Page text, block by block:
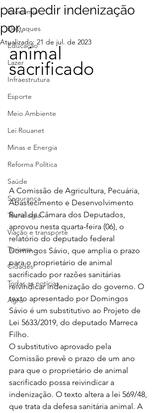
Economia
Destaques
Educação
Lazer
Infraestrutura
Esporte
Meio Ambiente
Lei Rouanet
Minas e Energia
Reforma Política
Saúde
Segurança
Tecnologia
Viação e transporte
Turismo
Cidades
Todas as notícias
Agro
para pedir indenização
por..
Atualizado: 21 de jul. de 2023
animal
sacrificado
A Comissão de Agricultura, Pecuária,
Abastecimento e Desenvolvimento
Rural da Câmara dos Deputados,
aprovou nesta quarta-feira (06), o
relatório do deputado federal
Domingos Sávio, que amplia o prazo
para o proprietário de animal
sacrificado por razões sanitárias
reivindicar indenização do governo. O
texto apresentado por Domingos
Sávio é um substitutivo ao Projeto de
Lei 5633/2019, do deputado Marreca
Filho.
O substitutivo aprovado pela
Comissão prevê o prazo de um ano
para que o proprietário de animal
sacrificado possa reivindicar a
indenização. O texto altera a lei 569/48,
que trata da defesa sanitária animal. A